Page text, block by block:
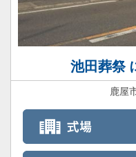
池田葬祭
鹿屋